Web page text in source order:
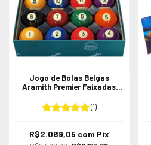
Jogo de Bolas Belgas
Aramith Premier Faixadas
54mm
(1)
R$2.089,05 com Pix